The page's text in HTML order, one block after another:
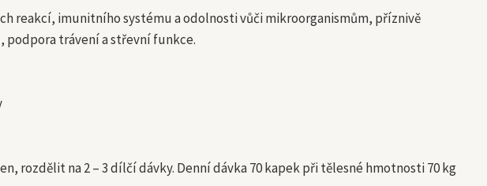
reakcí, imunitního systému a odolnosti vůči mikroorganismům, příznivě
podpora trávení a střevní funkce.
rozdělit na 2 – 3 dílčí dávky. Denní dávka 70 kapek při tělesné hmotnosti 70 kg